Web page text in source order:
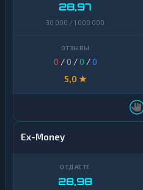
28,97
30 000 / 1 000 000
0 / 0 /0 /0
5,0 ★
Ex-Money
28,98